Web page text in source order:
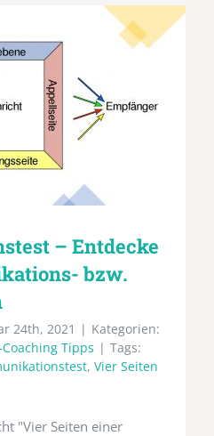
– Entdecke
bzw.
24th, 2021 | Kategorien:
Tipps | Tags:
, Vier Seiten
"Vier Seiten einer